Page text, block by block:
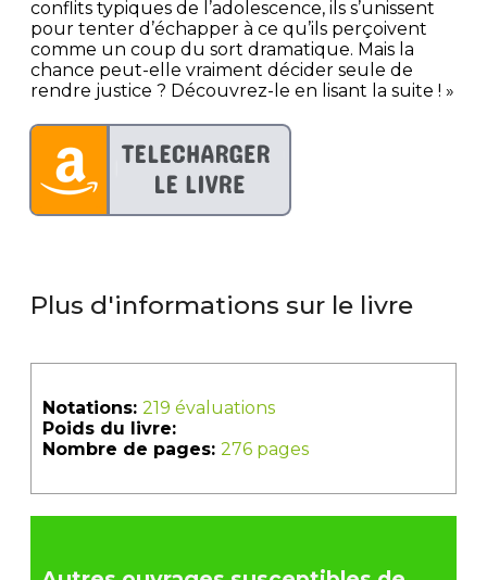
conflits typiques de l’adolescence, ils s’unissent
pour tenter d’échapper à ce qu’ils perçoivent
comme un coup du sort dramatique. Mais la
chance peut-elle vraiment décider seule de
rendre justice ? Découvrez-le en lisant la suite ! »
Plus d'informations sur le livre
Notations: 219 évaluations
Poids du livre:
Nombre de pages: 276 pages